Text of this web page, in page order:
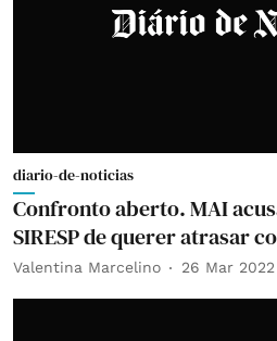
diario-de-noticias
Confronto aberto. MAI
SIRESP de querer atrasar
Valentina Marcelino 26 Mar 2022